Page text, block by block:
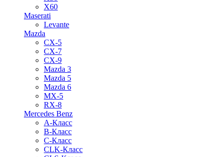
X60
Maserati
Levante
Mazda
CX-5
CX-7
CX-9
Mazda 3
Mazda 5
Mazda 6
MX-5
RX-8
Mercedes Benz
A-Класс
B-Класс
C-Класс
CLK-Класс